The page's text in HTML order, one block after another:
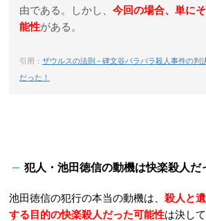
由である。しかし、 今回の場合、単に
能性がある。
引用： ザウルスの法則 – 碑文谷バラバラ殺人事件の
だった！
犯人・池田徳信の動機は快楽殺人だ
池田徳信の犯行の本当の動機は、 殺人と
する目的の快楽殺人だった可能性は決し